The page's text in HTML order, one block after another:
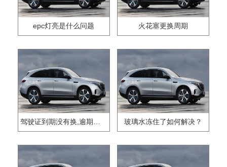
epc灯亮是什么问题 火花塞更换周期
玻璃水冻住了如何解决？